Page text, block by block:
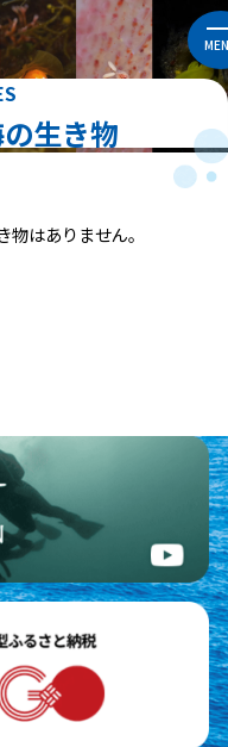
生き物
はありません。